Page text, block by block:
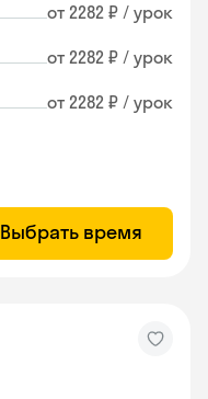
от 2282 ₽ / урок
от 2282 ₽ / урок
от 2282 ₽ / урок
Выбрать время